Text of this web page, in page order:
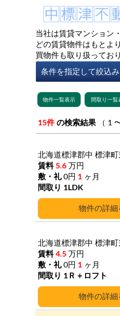
当社は賃貸マンション
どの賃貸物件はもとよ
買物件も取り扱ってお
15件 の検索結果
詳細
北海道標津郡中 標津
5.6 万円
0円 1 ヶ月
1LDK
詳細
北海道標津郡中 標津
4.5 万円
0円 1 ヶ月
1Ｒ＋ロフト